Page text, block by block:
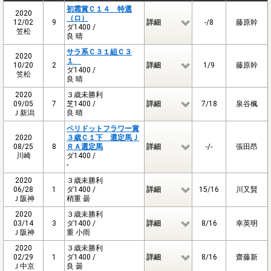
2020
12/02
笠松
9
初霜賞Ｃ１４ 特選
（ロ）
ダ1400 /
良 晴
詳細 -/8 藤原幹
2020
10/20
笠松
2
サラ系Ｃ３１組Ｃ３
１
ダ1400 /
良 晴
詳細 1/9 藤原幹
2020
09/05
Ｊ新潟
7
３歳未勝利
芝1400 /
良 晴
詳細 7/18 泉谷楓
2020
08/25
川崎
8
ペリドットフラワー賞
３歳Ｃ１下 選定馬Ｊ
ＲＡ選定馬
ダ1400 /
-
詳細 -/- 張田昂
2020
06/28
Ｊ阪神
1
３歳未勝利
ダ1400 /
稍重 曇
詳細 15/16 川又賢
2020
03/14
Ｊ阪神
3
３歳未勝利
ダ1400 /
重 小雨
詳細 8/16 幸英明
2020
02/29
Ｊ中京
1
３歳未勝利
ダ1400 /
良 曇
詳細 8/16 齋藤新